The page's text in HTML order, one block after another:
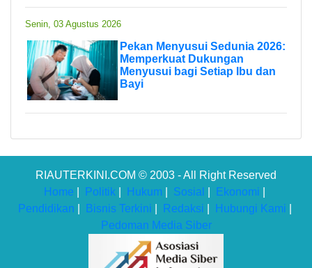
Senin, 03 Agustus 2026
Pekan Menyusui Sedunia 2026:
Memperkuat Dukungan
Menyusui bagi Setiap Ibu dan
Bayi
RIAUTERKINI.COM © 2003 - All Right Reserved
Home
Politik Hukum Sosial Ekonomi
Pendidikan
Bisnis Terkini Redaksi Hubungi Kami
Pedoman Media Siber